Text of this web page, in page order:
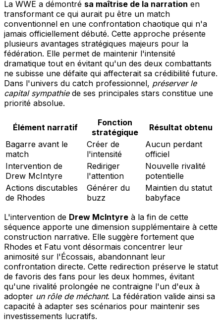
La WWE a démontré sa maîtrise de la narration en
transformant ce qui aurait pu être un match
conventionnel en une confrontation chaotique qui n'a
jamais officiellement débuté. Cette approche présente
plusieurs avantages stratégiques majeurs pour la
fédération. Elle permet de maintenir l'intensité
dramatique tout en évitant qu'un des deux combattants
ne subisse une défaite qui affecterait sa crédibilité future.
Dans l'univers du catch professionnel, préserver le
capital sympathiede ses principales stars constitue une
priorité absolue.
Élément narratif
Fonction
stratégique
Résultat obtenu
Bagarre avant le
match
Créer de
l'intensité
Aucun perdant
officiel
Intervention de
Drew McIntyre
Rediriger
l'attention
Nouvelle rivalité
potentielle
Actions discutables
de Rhodes
Générer du
buzz
Maintien du statut
babyface
L'intervention de Drew McIntyre à la fin de cette
séquence apporte une dimension supplémentaire à cette
construction narrative. Elle suggère fortement que
Rhodes et Fatu vont désormais concentrer leur
animosité sur l'Écossais, abandonnant leur
confrontation directe. Cette redirection préserve le statut
de favoris des fans pour les deux hommes, évitant
qu'une rivalité prolongée ne contraigne l'un d'eux à
adopter un rôle de méchant. La fédération valide ainsi sa
capacité à adapter ses scénarios pour maintenir ses
investissements lucratifs.